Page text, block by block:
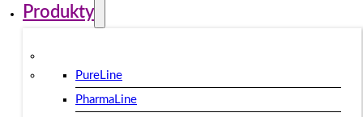
Produkty
PureLine
PharmaLine